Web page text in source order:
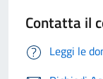
Contatta il
Leggi le